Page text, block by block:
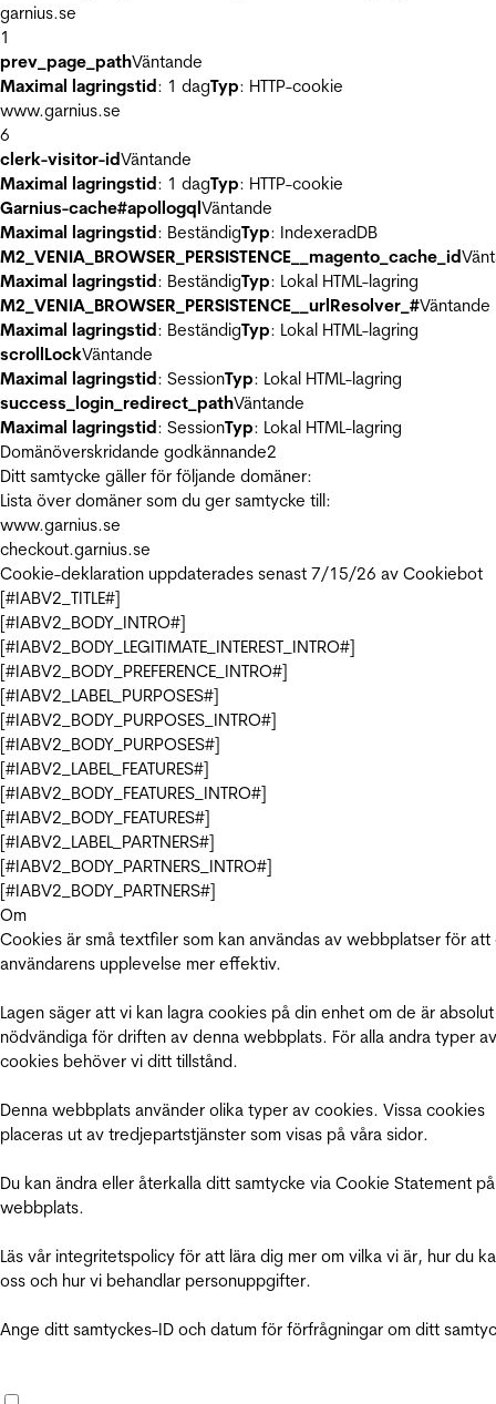
garnius.se
1
prev_page_pathVäntande
Maximal lagringstid: 1 dagTyp: HTTP-cookie
www.garnius.se
6
clerk-visitor-idVäntande
Maximal lagringstid: 1 dagTyp: HTTP-cookie
Garnius-cache#apollogqlVäntande
Maximal lagringstid: BeständigTyp: IndexeradDB
M2_VENIA_BROWSER_PERSISTENCE__magento_cache_id
Maximal lagringstid: BeständigTyp: Lokal HTML-lagring
M2_VENIA_BROWSER_PERSISTENCE__urlResolver_#Väntande
Maximal lagringstid: BeständigTyp: Lokal HTML-lagring
scrollLockVäntande
Maximal lagringstid: SessionTyp: Lokal HTML-lagring
success_login_redirect_pathVäntande
Maximal lagringstid: SessionTyp: Lokal HTML-lagring
Domänöverskridande godkännande2
Ditt samtycke gäller för följande domäner:
Lista över domäner som du ger samtycke till:
www.garnius.se
checkout.garnius.se
Cookie-deklaration uppdaterades senast 7/15/26 av Cookiebot
[#IABV2_TITLE#]
[#IABV2_BODY_INTRO#]
[#IABV2_BODY_LEGITIMATE_INTEREST_INTRO#]
[#IABV2_BODY_PREFERENCE_INTRO#]
[#IABV2_LABEL_PURPOSES#]
[#IABV2_BODY_PURPOSES_INTRO#]
[#IABV2_BODY_PURPOSES#]
[#IABV2_LABEL_FEATURES#]
[#IABV2_BODY_FEATURES_INTRO#]
[#IABV2_BODY_FEATURES#]
[#IABV2_LABEL_PARTNERS#]
[#IABV2_BODY_PARTNERS_INTRO#]
[#IABV2_BODY_PARTNERS#]
Om
Cookies är små textfiler som kan användas av webbplatser för att
användarens upplevelse mer effektiv.
Lagen säger att vi kan lagra cookies på din enhet om de är absolut
nödvändiga för driften av denna webbplats. För alla andra typer av
cookies behöver vi ditt tillstånd.
Denna webbplats använder olika typer av cookies. Vissa cookies
placeras ut av tredjepartstjänster som visas på våra sidor.
Du kan ändra eller återkalla ditt samtycke via Cookie Statement
webbplats.
Läs vår integritetspolicy för att lära dig mer om vilka vi är, hur du
oss och hur vi behandlar personuppgifter.
Ange ditt samtyckes-ID och datum för förfrågningar om ditt